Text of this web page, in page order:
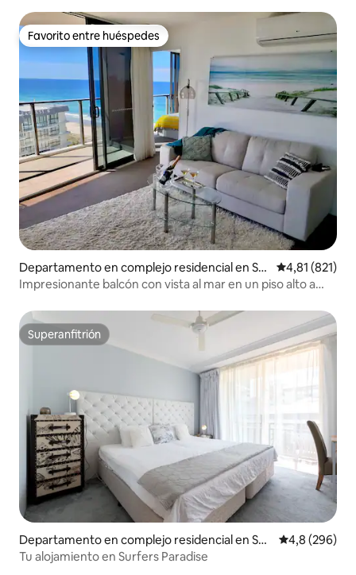
Favorito entre huéspedes
Favorito entre huéspedes
Departamento en complejo residencial en Sur
fers Paradise
Calificación
4,81 (821)
Impresionante balcón con vista al mar en un piso alto a
Superanfitrión
Superanfitrión
Departamento en complejo residencial en Sur
fers Paradise
Calificación
4,8 (296)
Tu alojamiento en Surfers Paradise